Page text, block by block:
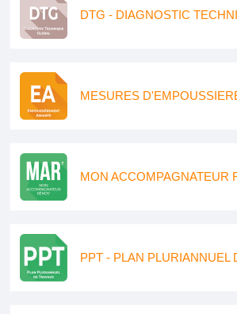
DTG - DIAGNOSTIC
MESURES
MON ACCOMPAGNATEUR
PPT - PLAN PLURIANNUEL